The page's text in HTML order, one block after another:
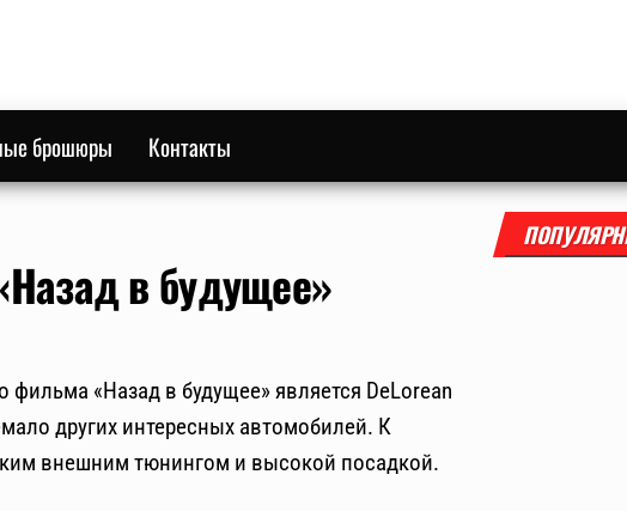
брошюры Контакты
в будущее»
«Назад в будущее» является DeLorean
других интересных автомобилей. К
внешним тюнингом и высокой посадкой.